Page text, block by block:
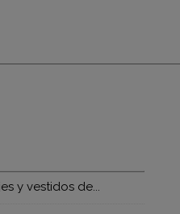
y vestidos de...